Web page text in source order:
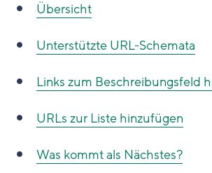
Übersicht
Unterstützte URL-Schemata
Links zum Beschreibungsfeld
URLs zur Liste hinzufügen
Was kommt als Nächstes?